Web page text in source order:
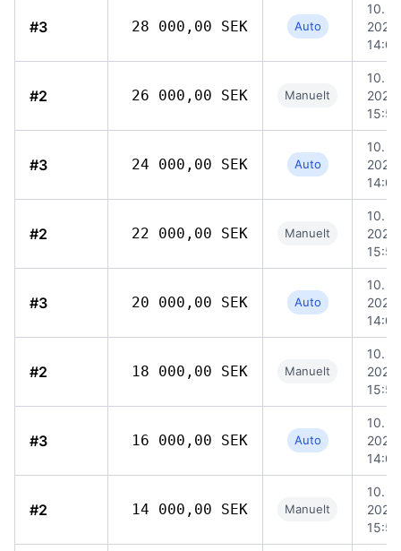
#3 28 000,00 SEK Auto
10.
2026,
14:04
#2 26 000,00 SEK Manuelt
10.
2026,
15:59
#3 24 000,00 SEK Auto
10.
2026,
14:04
#2 22 000,00 SEK Manuelt
10.
2026,
15:59
#3 20 000,00 SEK Auto
10.
2026,
14:04
#2 18 000,00 SEK Manuelt
10.
2026,
15:59
#3 16 000,00 SEK Auto
10.
2026,
14:04
#2 14 000,00 SEK Manuelt
10.
2026,
15:59